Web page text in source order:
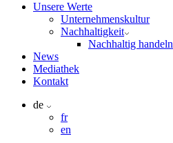
Unsere Werte
Unternehmenskultur
Nachhaltigkeit
Nachhaltig handeln
News
Mediathek
Kontakt
de
fr
en